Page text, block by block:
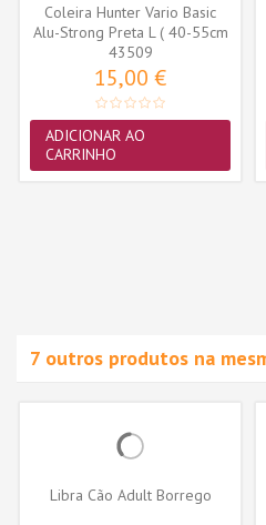
Coleira Hunter Vario Basic
Alu-Strong Preta L ( 40-55cm
)
43509
15,00 €
ADICIONAR AO
CARRINHO
7 outros produtos na
Libra Cão Adult Borrego